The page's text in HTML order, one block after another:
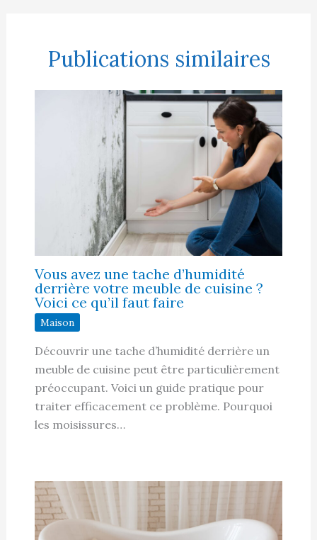
Publications similaires
Vous avez une tache d’humidité
derrière votre meuble de cuisine ?
Voici ce qu’il faut faire
Maison
Découvrir une tache d’humidité derrière un
meuble de cuisine peut être particulièrement
préoccupant. Voici un guide pratique pour
traiter efficacement ce problème. Pourquoi
les moisissures…